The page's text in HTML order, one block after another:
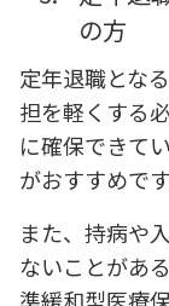
の方
定年退職とな
担を軽くする
に確保できて
がおすすめです
また、持病や
ないことがあ